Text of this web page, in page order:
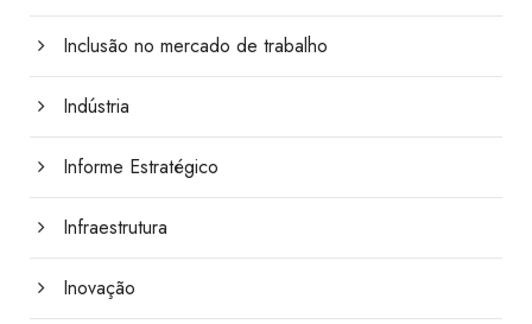
Inclusão no mercado de trabalho
Indústria
Informe Estratégico
Infraestrutura
Inovação